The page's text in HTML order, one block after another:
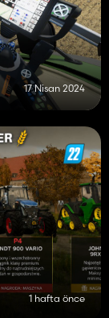
17 Nisan 2024
1 hafta önce